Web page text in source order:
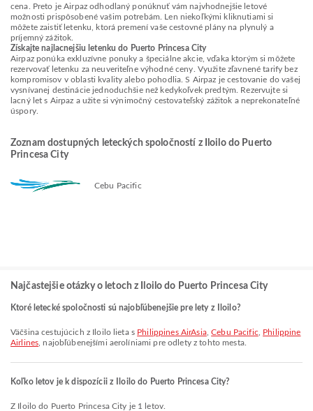
cena. Preto je Airpaz odhodlaný ponúknuť vám najvhodnejšie letové
možnosti prispôsobené vašim potrebám. Len niekoľkými kliknutiami si
môžete zaistiť letenku, ktorá premení vaše cestovné plány na plynulý a
príjemný zážitok.
Získajte najlacnejšiu letenku do Puerto Princesa City
Airpaz ponúka exkluzívne ponuky a špeciálne akcie, vďaka ktorým si môžete
rezervovať letenku za neuveriteľne výhodné ceny. Využite zľavnené tarify bez
kompromisov v oblasti kvality alebo pohodlia. S Airpaz je cestovanie do vašej
vysnívanej destinácie jednoduchšie než kedykoľvek predtým. Rezervujte si
lacný let s Airpaz a užite si výnimočný cestovateľský zážitok a neprekonateľné
úspory.
Zoznam dostupných leteckých spoločností z Iloilo do Puerto
Princesa City
Cebu Pacific
Najčastejšie otázky o letoch z Iloilo do Puerto Princesa City
Ktoré letecké spoločnosti sú najobľúbenejšie pre lety z Iloilo?
Väčšina cestujúcich z Iloilo lieta s Philippines AirAsia,Cebu Pacific
Philippine
Airlines , najobľúbenejšími aerolíniami pre odlety z tohto mesta.
Koľko letov je k dispozícii z Iloilo do Puerto Princesa City?
Z Iloilo do Puerto Princesa City je 1 letov.